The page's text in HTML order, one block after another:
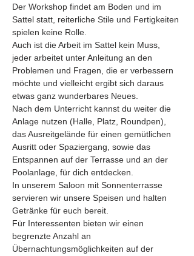
Der Workshop findet am Boden und im
Sattel statt, reiterliche Stile und Fertigkeiten
spielen keine Rolle.
Auch ist die Arbeit im Sattel kein Muss,
jeder arbeitet unter Anleitung an den
Problemen und Fragen, die er verbessern
möchte und vielleicht ergibt sich daraus
etwas ganz wunderbares Neues.
Nach dem Unterricht kannst du weiter die
Anlage nutzen (Halle, Platz, Roundpen),
das Ausreitgelände für einen gemütlichen
Ausritt oder Spaziergang, sowie das
Entspannen auf der Terrasse und an der
Poolanlage, für dich entdecken.
In unserem Saloon mit Sonnenterrasse
servieren wir unsere Speisen und halten
Getränke für euch bereit.
Für Interessenten bieten wir einen
begrenzte Anzahl an
Übernachtungsmöglichkeiten auf der